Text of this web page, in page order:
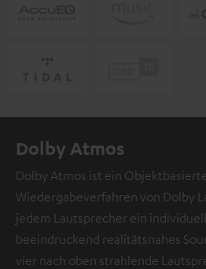
Dolby Atmos
Dolby Atmos ist ein
Wiedergabeverfahren von Dolby
jedem Lautsprecher ein
beeindruckend realitätsnahes
vier nach oben strahlende